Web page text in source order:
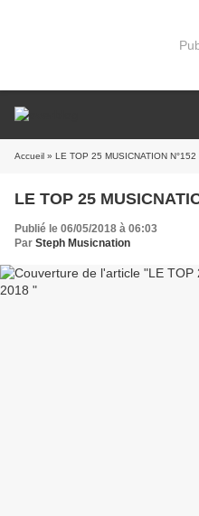
Accueil » LE TOP 25 MUSICNATION
LE TOP 25
Publié le 06/05/2018 à 06:03
Par Steph Musicnation